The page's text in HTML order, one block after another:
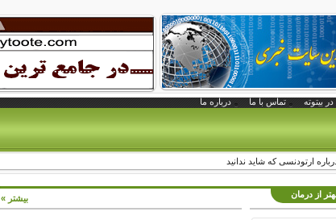
در بیتوته تماس با ما درباره ما
ارتودنسی که شاید ندانید
از درمان بیشتر »